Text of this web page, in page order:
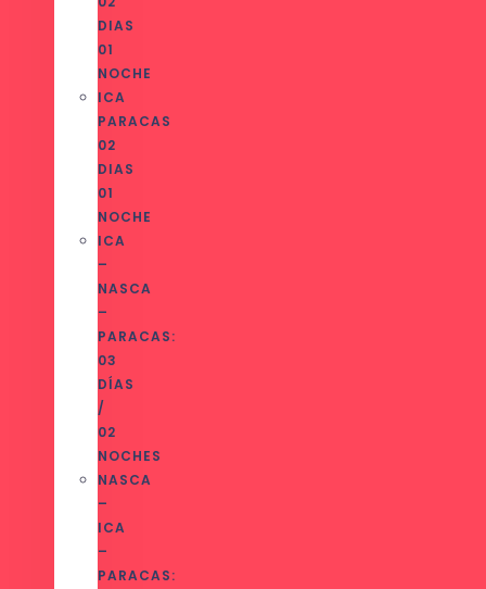
DIAS
01
NOCHE
ICA
PARACAS
02
DIAS
01
NOCHE
ICA
–
NASCA
–
PARACAS:
03
DÍAS
/
02
NOCHES
NASCA
–
ICA
–
PARACAS: